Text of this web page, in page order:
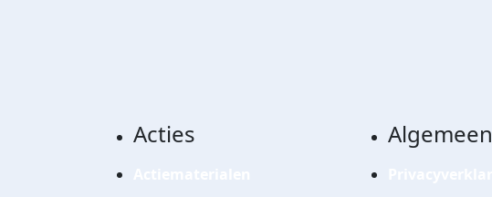
Acties Algemeen